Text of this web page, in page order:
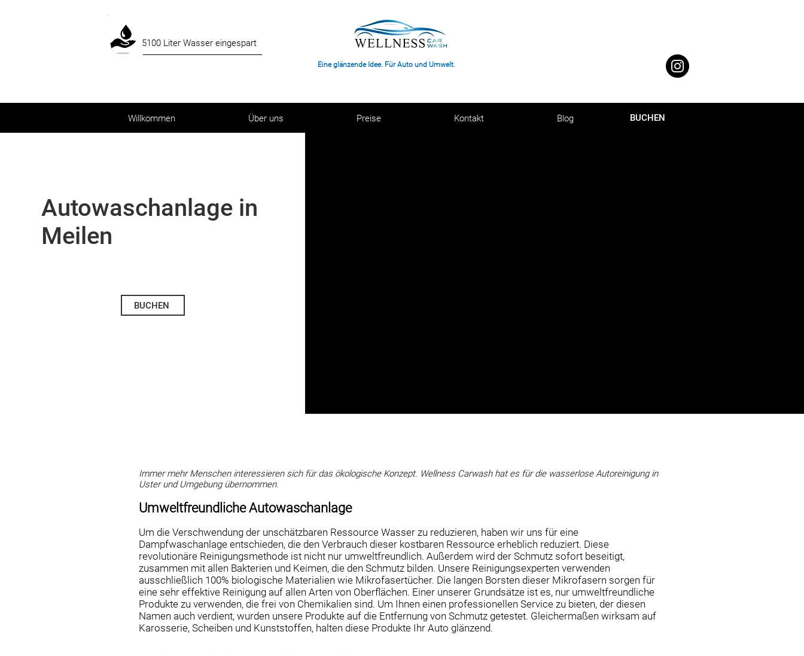
5100 Liter Wasser eingespart
Eine glänzende Idee. Für Auto und Umwelt.
Willkommen Über uns Preise Kontakt Blog BUCHEN
Autowaschanlage in
Meilen
BUCHEN
Immer mehr Menschen interessieren sich für das ökologische Konzept. Wellness Carwash hat es für die wasserlose Autoreinigung in
Uster und Umgebung übernommen.
Umweltfreundliche Autowaschanlage
Um die Verschwendung der unschätzbaren Ressource Wasser zu reduzieren, haben wir uns für eine
Dampfwaschanlage entschieden, die den Verbrauch dieser kostbaren Ressource erheblich reduziert. Diese
revolutionäre Reinigungsmethode ist nicht nur umweltfreundlich. Außerdem wird der Schmutz sofort beseitigt,
zusammen mit allen Bakterien und Keimen, die den Schmutz bilden. Unsere Reinigungsexperten verwenden
ausschließlich 100% biologische Materialien wie Mikrofasertücher. Die langen Borsten dieser Mikrofasern sorgen für
eine sehr effektive Reinigung auf allen Arten von Oberflächen. Einer unserer Grundsätze ist es, nur umweltfreundliche
Produkte zu verwenden, die frei von Chemikalien sind. Um Ihnen einen professionellen Service zu bieten, der diesen
Namen auch verdient, wurden unsere Produkte auf die Entfernung von Schmutz getestet. Gleichermaßen wirksam auf
Karosserie, Scheiben und Kunststoffen, halten diese Produkte Ihr Auto glänzend.